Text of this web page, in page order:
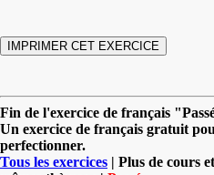
Fin de l'exercice de français
Un exercice de français gratuit
perfectionner.
Tous les exercices | Plus de cours